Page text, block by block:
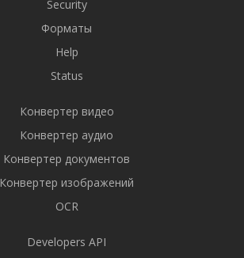
Security
Форматы
Help
Status
Конвертер видео
Конвертер аудио
Конвертер документов
Конвертер изображений
OCR
Developers API